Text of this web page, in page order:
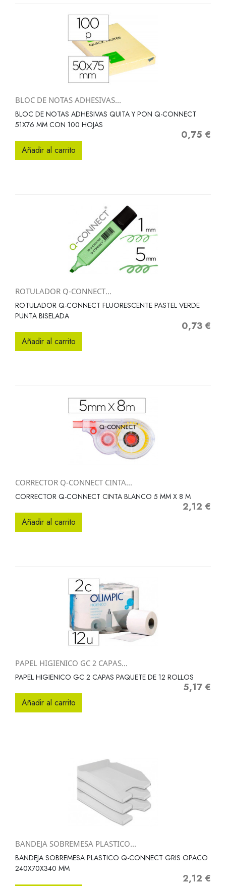
BLOC DE NOTAS ADHESIVAS...
BLOC DE NOTAS ADHESIVAS QUITA Y PON Q-CONNECT
51X76 MM CON 100 HOJAS
Precio
0,75 €
Añadir al carrito
ROTULADOR Q-CONNECT...
ROTULADOR Q-CONNECT FLUORESCENTE PASTEL VERDE
PUNTA BISELADA
Precio
0,73 €
Añadir al carrito
CORRECTOR Q-CONNECT CINTA...
CORRECTOR Q-CONNECT CINTA BLANCO 5 MM X 8 M
Precio
2,12 €
Añadir al carrito
PAPEL HIGIENICO GC 2 CAPAS...
PAPEL HIGIENICO GC 2 CAPAS PAQUETE DE 12 ROLLOS
Precio
5,17 €
Añadir al carrito
BANDEJA SOBREMESA PLASTICO...
BANDEJA SOBREMESA PLASTICO Q-CONNECT GRIS OPACO
240X70X340 MM
Precio
2,12 €